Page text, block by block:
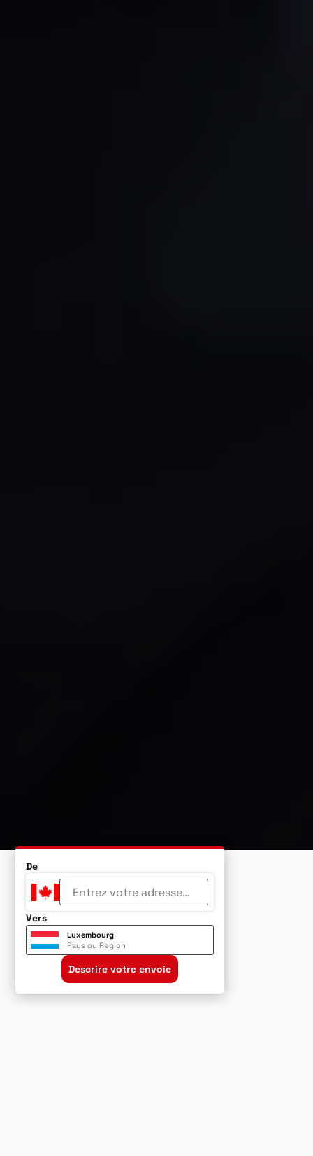
De
Vers
Luxembourg
Pays ou Region
Descrire votre envoie